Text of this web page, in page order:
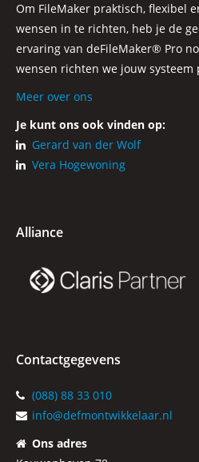
Om FileMaker praktisch, flexibel
wensen in te richten, heb je de
ervaring van deFileMaker® Pro
wensen richten we jouw systeem
Meer over ons
Je kunt ons ook vinden op:
Gerard van der Wolf
Vera Hogewoning
Alliance
Contactgegevens
(088) 88 33 010
info@defmontwikkelaar.nl
Ons adres